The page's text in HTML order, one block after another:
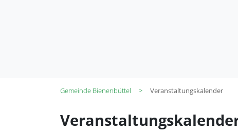
Gemeinde Bienenbüttel Veranstaltungskalender